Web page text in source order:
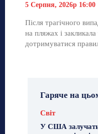
5 Серпня, 2026р 16:00
Після трагічного
на пляжах і
дотримуватися
Гаряче на
Світ
У США залучать